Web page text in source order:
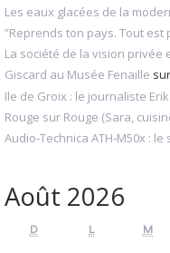
Les eaux glacées de la
”Reprends ton pays. Tout est
La société de la vision privée
Giscard au Musée Fenaille sur
Ile de Groix : le journaliste
Rouge sur Rouge (Sara,
Audio‑Technica ATH‑M50x :
Août 2026
D L M